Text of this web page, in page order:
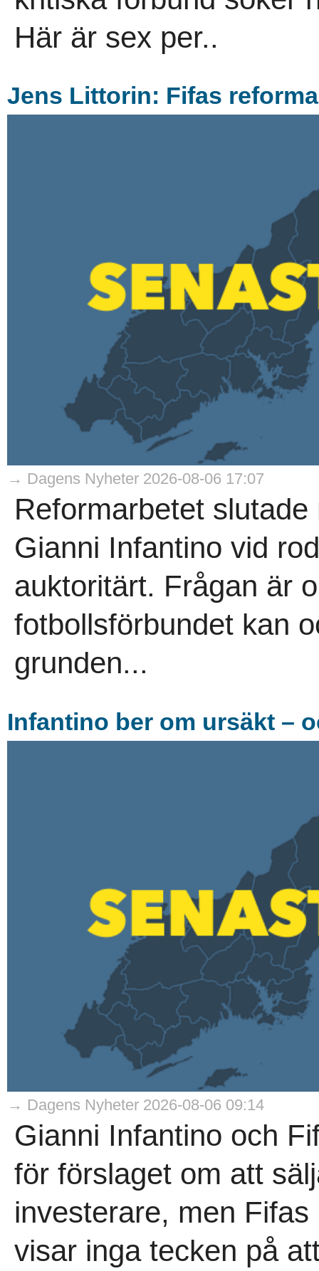
Här är sex per..
Jens Littorin: Fifas
→ Dagens Nyheter 2026-08-06 17:07
Reformarbetet
Gianni Infantino vid
auktoritärt. Frågan är
fotbollsförbundet kan
grunden...
Infantino ber om ursäkt –
→ Dagens Nyheter 2026-08-06 09:14
Gianni Infantino och
för förslaget om att
investerare, men
visar inga tecken på